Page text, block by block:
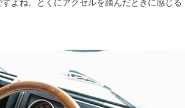
よね。とくにアクセルを踏んだときに感じる